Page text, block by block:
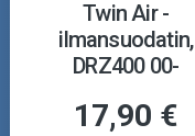
Twin Air -
ilmansuodatin,
DRZ400 00-
17,90 €